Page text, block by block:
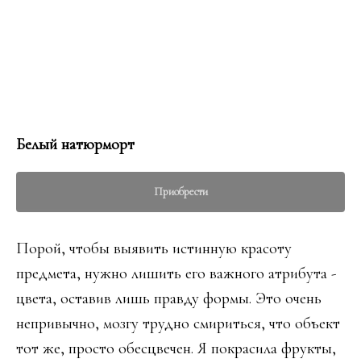
Белый натюрморт
Приобрести
Порой, чтобы выявить истинную красоту
предмета, нужно лишить его важного атрибута -
цвета, оставив лишь правду формы. Это очень
непривычно, мозгу трудно смириться, что объект
тот же, просто обесцвечен. Я покрасила фрукты,